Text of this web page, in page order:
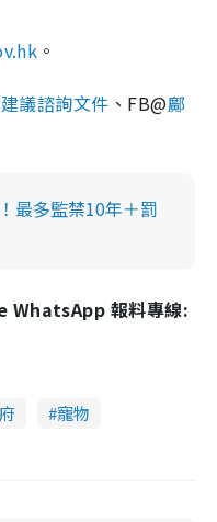
。
議諮詢文件 、FB@鄺
最多監禁10年＋罰
WhatsApp 報料專線:
寵物